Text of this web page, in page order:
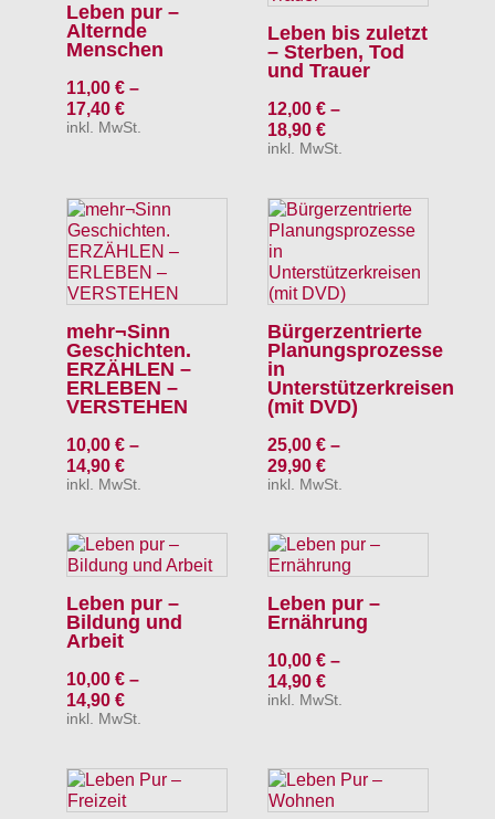
Leben pur –
Alternde
Menschen
11,00€ –
17,40€
inkl. MwSt.
Leben bis zuletzt
– Sterben, Tod
und Trauer
12,00€ –
18,90€
inkl. MwSt.
mehr¬Sinn
Geschichten.
ERZÄHLEN –
ERLEBEN –
VERSTEHEN
10,00€ –
14,90€
inkl. MwSt.
Bürgerzentrierte
Planungsprozesse
in
Unterstützerkreisen
(mit DVD)
25,00€ –
29,90€
inkl. MwSt.
Leben pur –
Bildung und
Arbeit
10,00€ –
14,90€
inkl. MwSt.
Leben pur –
Ernährung
10,00€ –
14,90€
inkl. MwSt.